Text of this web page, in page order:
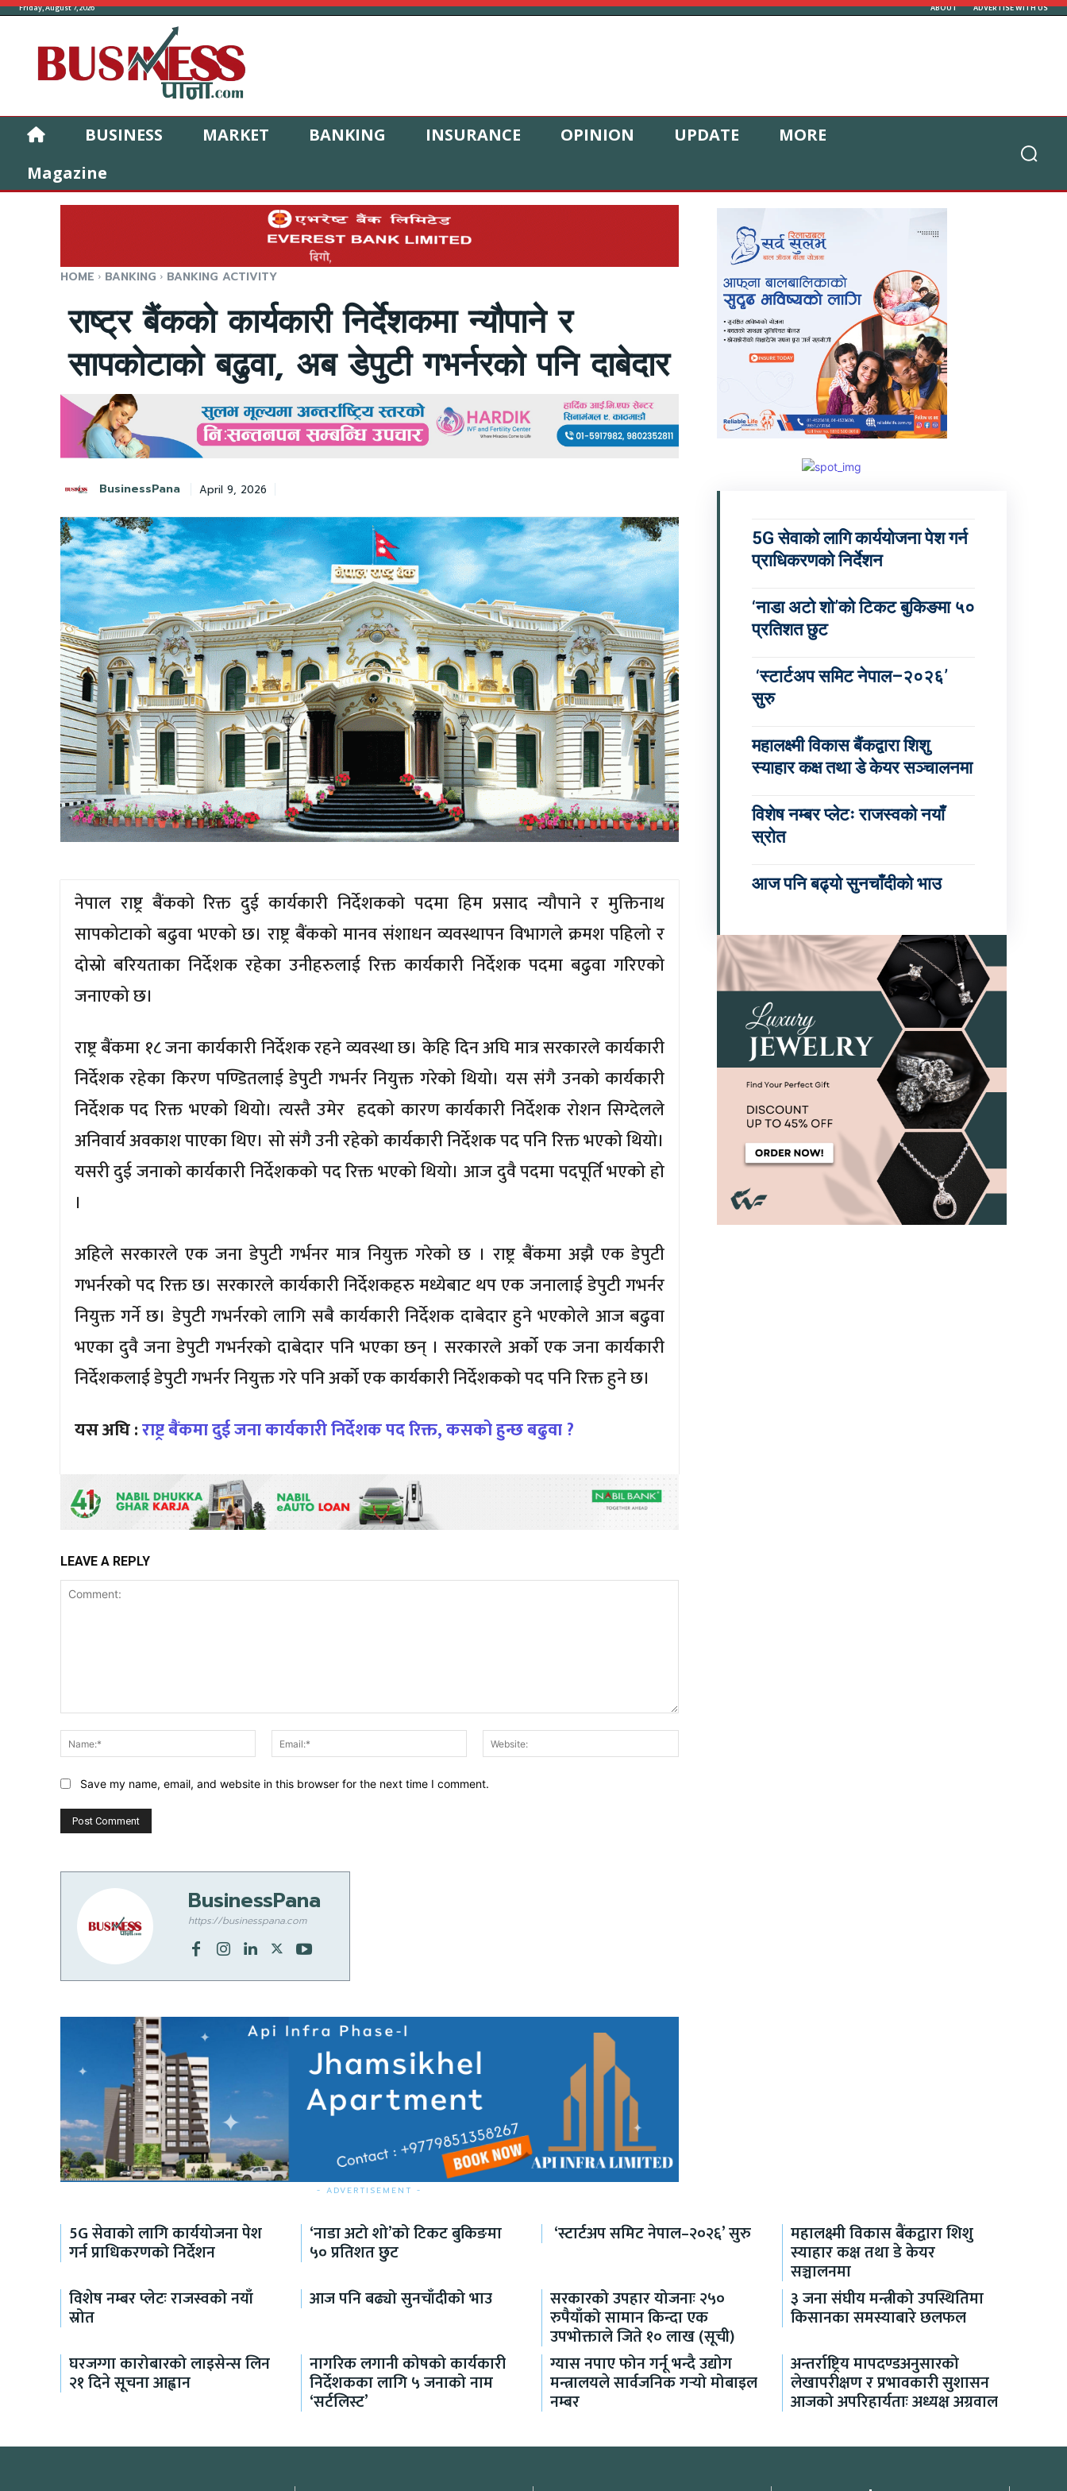
Friday, August 7, 2026 ABOUT ADVERTISE WITH US
BUSINESS MARKET BANKING INSURANCE OPINION UPDATE
MORE
Magazine
HOME BANKING BANKING ACTIVITY
राष्ट्र बैंकको कार्यकारी निर्देशकमा न्यौपाने र
सापकोटाको बढुवा, अब डेपुटी गभर्नरको पनि दाबेदार
BusinessPana April 9, 2026
नेपाल राष्ट्र बैंकको रिक्त दुई कार्यकारी निर्देशकको पदमा हिम प्रसाद न्यौपाने र मुक्तिनाथ
सापकोटाको बढुवा भएको छ। राष्ट्र बैंकको मानव संशाधन व्यवस्थापन विभागले क्रमश पहिलो र
दोस्रो बरियताका निर्देशक रहेका उनीहरुलाई रिक्त कार्यकारी निर्देशक पदमा बढुवा गरिएको
जनाएको छ।
राष्ट्र बैंकमा १८ जना कार्यकारी निर्देशक रहने व्यवस्था छ। केहि दिन अघि मात्र सरकारले कार्यकारी
निर्देशक रहेका किरण पण्डितलाई डेपुटी गभर्नर नियुक्त गरेको थियो। यस संगै उनको कार्यकारी
निर्देशक पद रिक्त भएको थियो। त्यस्तै उमेर हदको कारण कार्यकारी निर्देशक रोशन सिग्देलले
अनिवार्य अवकाश पाएका थिए। सो संगै उनी रहेको कार्यकारी निर्देशक पद पनि रिक्त भएको थियो।
यसरी दुई जनाको कार्यकारी निर्देशकको पद रिक्त भएको थियो। आज दुवै पदमा पदपूर्ति भएको हो
।
अहिले सरकारले एक जना डेपुटी गर्भनर मात्र नियुक्त गरेको छ । राष्ट्र बैंकमा अझै एक डेपुटी
गभर्नरको पद रिक्त छ। सरकारले कार्यकारी निर्देशकहरु मध्येबाट थप एक जनालाई डेपुटी गभर्नर
नियुक्त गर्ने छ। डेपुटी गभर्नरको लागि सबै कार्यकारी निर्देशक दाबेदार हुने भएकोले आज बढुवा
भएका दुवै जना डेपुटी गभर्नरको दाबेदार पनि भएका छन् । सरकारले अर्को एक जना कार्यकारी
निर्देशकलाई डेपुटी गभर्नर नियुक्त गरे पनि अर्को एक कार्यकारी निर्देशकको पद पनि रिक्त हुने छ।
यस अघि :राष्ट्र बैंकमा दुई जना कार्यकारी निर्देशक पद रिक्त, कसको हुन्छ बढुवा ?
LEAVE A REPLY
Name:*
Email:*
Save my name, email, and website in this browser for the next time I comment.
BusinessPana
https://businesspana.com
- ADVERTISEMENT -
5G सेवाको लागि कार्ययोजना पेश गर्न
प्राधिकरणको निर्देशन
‘नाडा अटो शो’को टिकट बुकिङमा ५०
प्रतिशत छुट
‘स्टार्टअप समिट नेपाल–२०२६’
सुरु
महालक्ष्मी विकास बैंकद्वारा शिशु
स्याहार कक्ष तथा डे केयर सञ्चालनमा
विशेष नम्बर प्लेटः राजस्वको नयाँ
स्रोत
आज पनि बढ्यो सुनचाँदीको भाउ
5G सेवाको लागि कार्ययोजना पेश
गर्न प्राधिकरणको निर्देशन
‘नाडा अटो शो’को टिकट बुकिङमा
५० प्रतिशत छुट
‘स्टार्टअप समिट नेपाल–२०२६’ सुरु महालक्ष्मी विकास बैंकद्वारा शिशु
स्याहार कक्ष तथा डे केयर
सञ्चालनमा
विशेष नम्बर प्लेटः राजस्वको नयाँ
स्रोत
आज पनि बढ्यो सुनचाँदीको भाउ सरकारको उपहार योजनाः २५०
रुपैयाँको सामान किन्दा एक
उपभोक्ताले जिते १० लाख (सूची)
३ जना संघीय मन्त्रीको उपस्थितिमा
किसानका समस्याबारे छलफल
घरजग्गा कारोबारको लाइसेन्स लिन
२१ दिने सूचना आह्वान
नागरिक लगानी कोषको कार्यकारी
निर्देशकका लागि ५ जनाको नाम
‘सर्टलिस्ट’
ग्यास नपाए फोन गर्नू भन्दै उद्योग
मन्त्रालयले सार्वजनिक गर्‍यो मोबाइल
नम्बर
अन्तर्राष्ट्रिय मापदण्डअनुसारको
लेखापरीक्षण र प्रभावकारी सुशासन
आजको अपरिहार्यताः अध्यक्ष अग्रवाल